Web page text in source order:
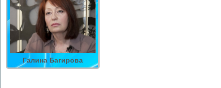
Галина Багирова